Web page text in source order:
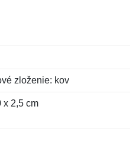
zloženie: kov
x 2,5 cm